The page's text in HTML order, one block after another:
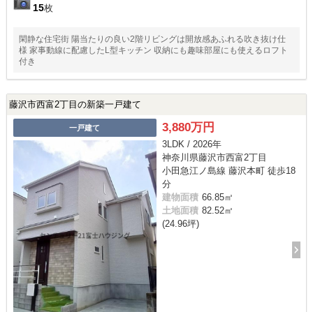
15枚
閑静な住宅街 陽当たりの良い2階リビングは開放感あふれる吹き抜け仕
様 家事動線に配慮したL型キッチン 収納にも趣味部屋にも使えるロフト
付き
藤沢市西富2丁目の新築一戸建て
一戸建て 3,880万円
3LDK / 2026年
神奈川県藤沢市西富2丁目
小田急江ノ島線 藤沢本町 徒歩18
分
建物面積 66.85㎡
土地面積 82.52㎡
(24.96坪)